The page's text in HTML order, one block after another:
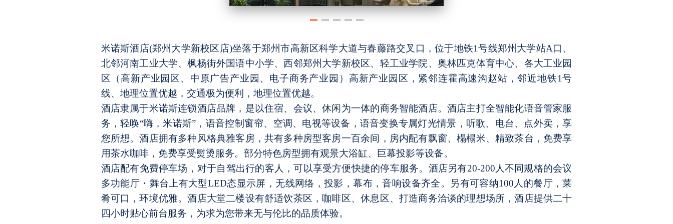
米诺斯酒店(郑州大学新校区店)坐落于郑州市高新区科学大道与春藤路交叉口，位于地铁1号线郑州大学站A口、
北邻河南工业大学、枫杨街外国语中小学、西邻郑州大学新校区、轻工业学院、奥林匹克体育中心、各大工业园
区（高新产业园区、中原广告产业园、电子商务产业园）高新产业园区，紧邻连霍高速沟赵站，邻近地铁1号
线、地理位置优越，交通极为便利，地理位置优越。
酒店隶属于米诺斯连锁酒店品牌，是以住宿、会议、休闲为一体的商务智能酒店。酒店主打全智能化语音管家服
务，轻唤“嗨，米诺斯”，语音控制窗帘、空调、电视等设备，语音变换专属灯光情景，听歌、电台、点外卖，享
您所想。酒店拥有多种风格典雅客房，共有多种房型客房一百余间，房内配有飘窗、榻榻米、精致茶台，免费享
用茶水咖啡，免费享受熨烫服务。部分特色房型拥有观景大浴缸、巨幕投影等设备。
酒店配有免费停车场，对于自驾出行的客人，可以享受方便快捷的停车服务。酒店另有20-200人不同规格的会议
多功能厅・舞台上有大型LED态显示屏，无线网络，投影，幕布，音响设备齐全。另有可容纳100人的餐厅，莱
肴可口，环境优雅。酒店大堂二楼设有舒适饮茶区，咖啡区、休息区、打造商务洽谈的理想场所，酒店提供二十
四小时贴心前台服务，为求为您带来无与伦比的品质体验。